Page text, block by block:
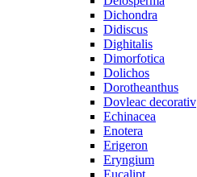
Dichondra
Didiscus
Dighitalis
Dimorfotica
Dolichos
Dorotheanthus
Dovleac decorativ
Echinacea
Enotera
Erigeron
Eryngium
Eucalipt